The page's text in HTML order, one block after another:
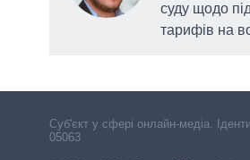
суду щодо
тарифів на
Cуб'єкт у сфері онлайн-медіа.
05063